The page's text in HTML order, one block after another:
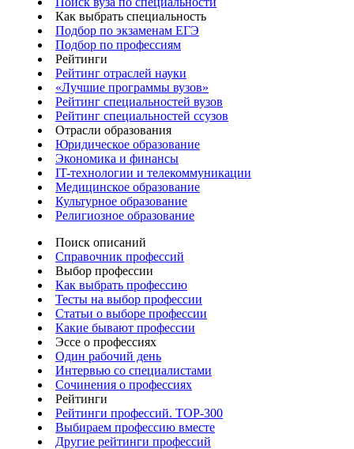
Как выбрать специальность
Подбор по экзаменам ЕГЭ
Подбор по профессиям
Рейтинги
Рейтинг отраслей науки
«Лучшие программы вузов»
Рейтинг специальностей вузов
Рейтинг специальностей ссузов
Отрасли образования
Юридическое образование
Экономика и финансы
IT-технологии и телекоммуникации
Медицинское образование
Культурное образование
Религиозное образование
Поиск описаний
Справочник профессий
Выбор профессии
Как выбрать профессию
Тесты на выбор профессии
Статьи о выборе профессии
Какие бывают профессии
Эссе о профессиях
Один рабочий день
Интервью со специалистами
Сочинения о профессиях
Рейтинги
Рейтинги профессий. TOP-300
Выбираем профессию вместе
Другие рейтинги профессий